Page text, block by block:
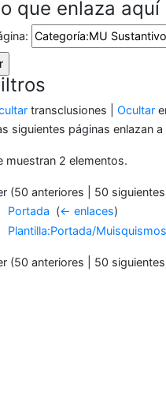
que enlaza aquí
transclusiones | Ocultar
siguientes páginas enlazan a
muestran 2 elementos.
(50 anteriores | 50
Portada (← enlaces)
Plantilla:Portada/Muisquismos
(50 anteriores | 50